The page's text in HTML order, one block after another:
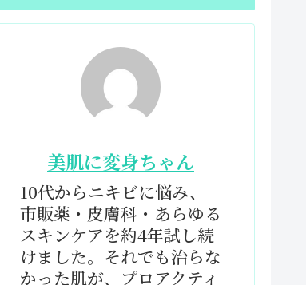
美肌に変身ちゃん
10代からニキビに悩み、
市販薬・皮膚科・あらゆる
スキンケアを約4年試し続
けました。それでも治らな
かった肌が、プロアクティ